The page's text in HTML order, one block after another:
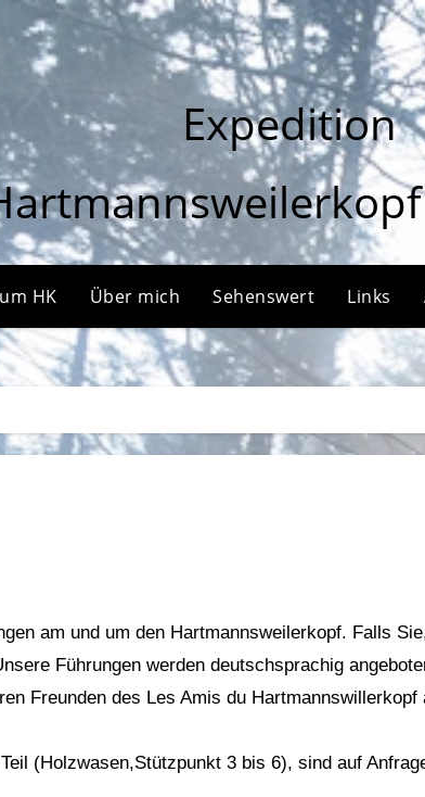
Expedition
HK Über mich Sehenswert Links
Führungen werden deutschsprachig
Freunden des Les Amis du Hartmannswillerkopf
(Holzwasen,Stützpunkt 3 bis 6), sind auf